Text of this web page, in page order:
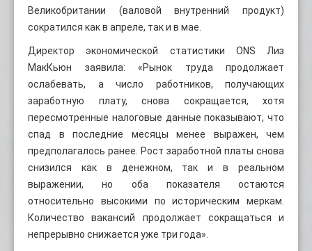
Великобритании (валовой внутренний продукт)
сократился как в апреле, так и в мае.
Директор экономической статистики ONS Лиз
МакКьюн заявила: «Рынок труда продолжает
ослабевать, а число работников, получающих
заработную плату, снова сокращается, хотя
пересмотренные налоговые данные показывают, что
спад в последние месяцы менее выражен, чем
предполагалось ранее. Рост заработной платы снова
снизился как в денежном, так и в реальном
выражении, но оба показателя остаются
относительно высокими по историческим меркам.
Количество вакансий продолжает сокращаться и
непрерывно снижается уже три года».